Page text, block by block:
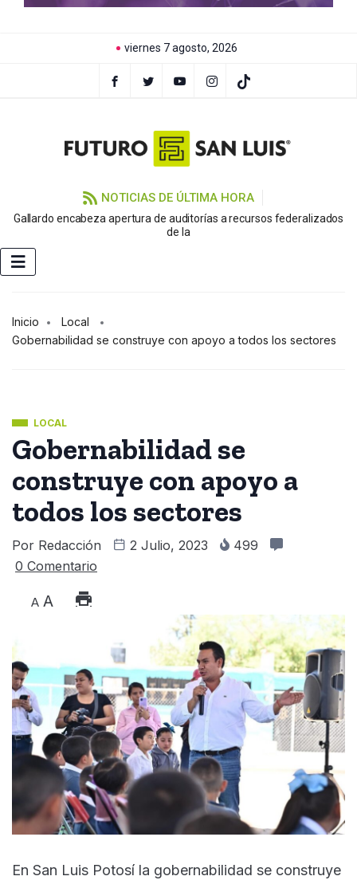
viernes 7 agosto, 2026
NOTICIAS DE ÚLTIMA HORA
Gallardo encabeza apertura de auditorías a recursos federalizados
de la
Inicio
Local
Gobernabilidad se construye con apoyo a todos los sectores
LOCAL
Gobernabilidad se
construye con apoyo a
todos los sectores
Por Redacción 2 Julio, 2023
499
0 Comentario
A A
En San Luis Potosí la gobernabilidad se construye